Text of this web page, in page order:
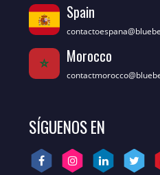
Spain
Morocco
SÍGUENOS EN